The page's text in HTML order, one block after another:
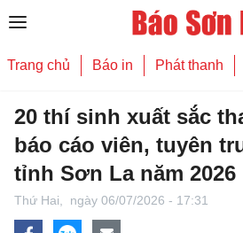
Trang chủ Báo in Phát thanh
20 thí sinh xuất sắc
báo cáo viên, tuyên
tỉnh Sơn La năm 2026
Thứ Hai, ngày 06/07/2026 - 17:31